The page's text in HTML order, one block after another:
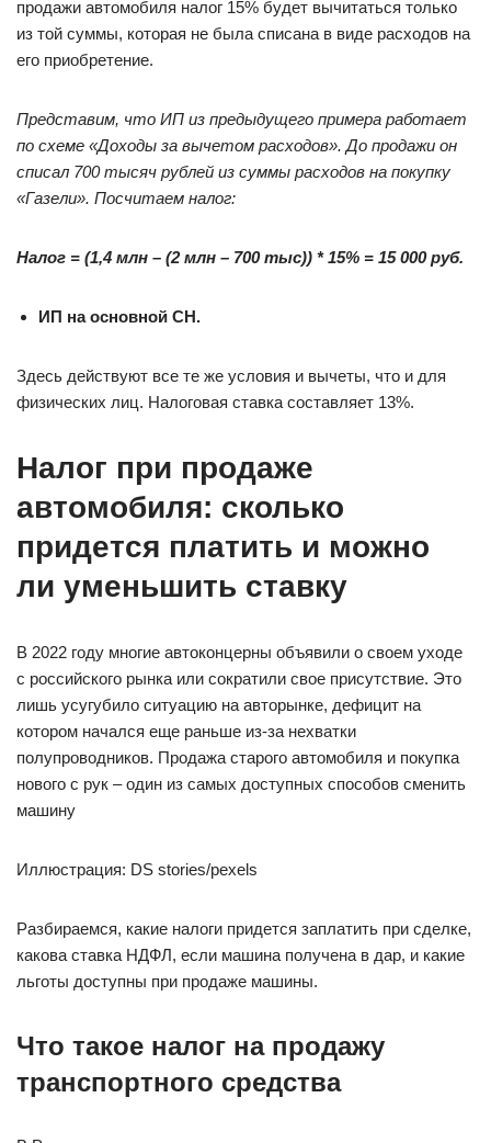
продажи автомобиля налог 15% будет вычитаться только
из той суммы, которая не была списана в виде расходов на
его приобретение.
Представим, что ИП из предыдущего примера работает
по схеме «Доходы за вычетом расходов». До продажи он
списал 700 тысяч рублей из суммы расходов на покупку
«Газели». Посчитаем налог:
Налог = (1,4 млн – (2 млн – 700 тыс)) * 15% = 15 000 руб.
ИП на основной СН.
Здесь действуют все те же условия и вычеты, что и для
физических лиц. Налоговая ставка составляет 13%.
Налог при продаже
автомобиля: сколько
придется платить и можно
ли уменьшить ставку
В 2022 году многие автоконцерны объявили о своем уходе
с российского рынка или сократили свое присутствие. Это
лишь усугубило ситуацию на авторынке, дефицит на
котором начался еще раньше из-за нехватки
полупроводников. Продажа старого автомобиля и покупка
нового с рук – один из самых доступных способов сменить
машину
Иллюстрация: DS stories/pexels
Разбираемся, какие налоги придется заплатить при сделке,
какова ставка НДФЛ, если машина получена в дар, и какие
льготы доступны при продаже машины.
Что такое налог на продажу
транспортного средства